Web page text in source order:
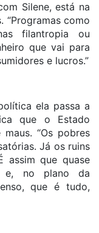
Silene, está na
“Programas como
filantropia ou
que vai para
e lucros.”
ela passa a
que o Estado
“Os pobres
Já os ruins
assim que quase
e, no plano da
que é tudo,